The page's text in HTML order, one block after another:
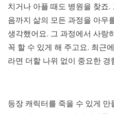
치거나 아플 때도 병원을 찾죠
음까지 삶의 모든 과정을 아우
생각했어요. 그 과정에서 사랑
꼭 할 수 있게 해 주고요. 최근
라면 더할 나위 없이 중요한 경
등장 캐릭터를 죽을 수 있게